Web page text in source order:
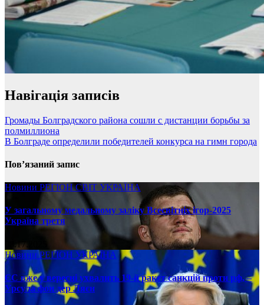
Навігація записів
Громады Болградского района сошли с дистанции борьбы за
полмиллиона
В Болграде определили победителей конкурса на гимн города
Пов’язаний запис
Новини РЕГІОНСВІТ УКРАЇНА
У загальному медальному заліку Всесвітніх ігор-2025
Україна третя
08.17.2025
НовиниРЕГІОН УКРАЇНА
ЄС вже у вересні ухвалить 19-й ракет санкцій проти рф, –
Урсула фон дер Ляєн